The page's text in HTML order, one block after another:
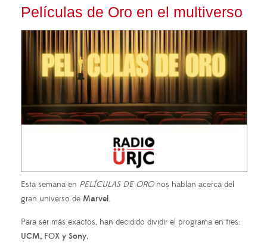
Películas de Oro en el multiverso
Esta semana en PELÍCULAS DE OROnos hablan acerca del
gran universo de Marvel.
Para ser más exactos, han decidido dividir el programa en tres:
UCM, FOX y Sony.